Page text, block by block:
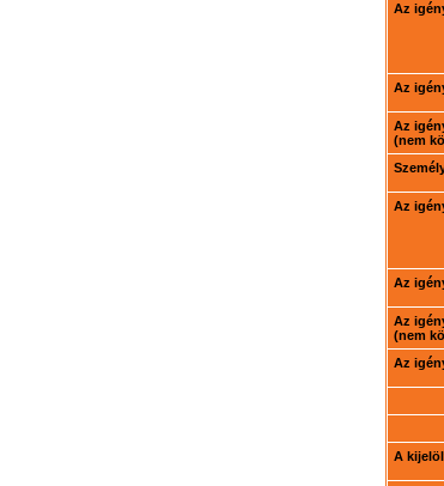
Az
Az
Az
(nem
Az
Az
Az
(nem
Az
A